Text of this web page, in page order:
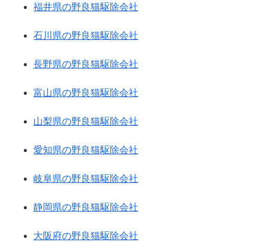
福井県の野良猫駆除会社
石川県の野良猫駆除会社
長野県の野良猫駆除会社
富山県の野良猫駆除会社
山梨県の野良猫駆除会社
愛知県の野良猫駆除会社
岐阜県の野良猫駆除会社
静岡県の野良猫駆除会社
大阪府の野良猫駆除会社